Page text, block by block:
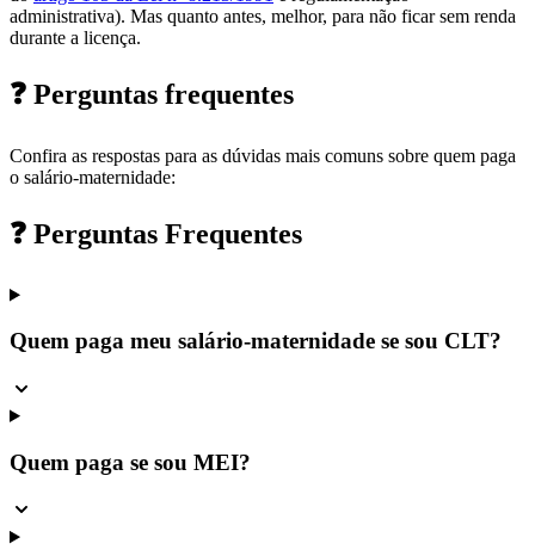
administrativa). Mas quanto antes, melhor, para não ficar sem renda
durante a licença.
❓ Perguntas frequentes
Confira as respostas para as dúvidas mais comuns sobre quem paga
o salário-maternidade:
❓ Perguntas Frequentes
Quem paga meu salário-maternidade se sou CLT?
Quem paga se sou MEI?